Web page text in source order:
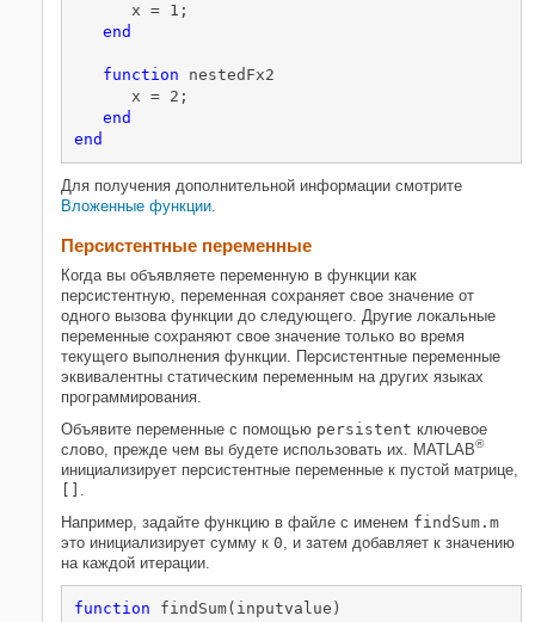
      x = 1;
end
function nestedFx2
      x = 2;
end
end
Для получения дополнительной информации смотрите
Вложенные функции.
Персистентные переменные
Когда вы объявляете переменную в функции как
персистентную, переменная сохраняет свое значение от
одного вызова функции до следующего. Другие локальные
переменные сохраняют свое значение только во время
текущего выполнения функции. Персистентные переменные
эквивалентны статическим переменным на других языках
программирования.
Объявите переменные с помощью persistent ключевое
слово, прежде чем вы будете использовать их. MATLAB®
инициализирует персистентные переменные к пустой матрице,
.
Например, задайте функцию в файле с именем findSum.m
это инициализирует сумму к 0, и затем добавляет к значению
на каждой итерации.
function